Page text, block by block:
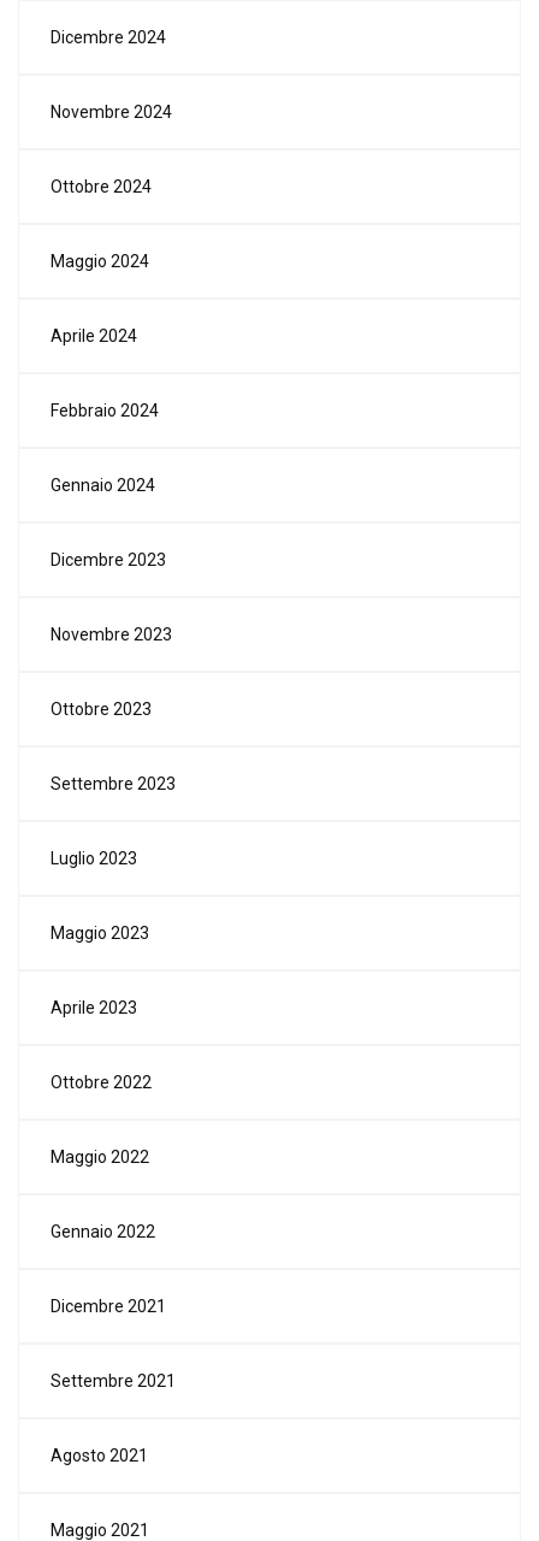
Dicembre 2024
Novembre 2024
Ottobre 2024
Maggio 2024
Aprile 2024
Febbraio 2024
Gennaio 2024
Dicembre 2023
Novembre 2023
Ottobre 2023
Settembre 2023
Luglio 2023
Maggio 2023
Aprile 2023
Ottobre 2022
Maggio 2022
Gennaio 2022
Dicembre 2021
Settembre 2021
Agosto 2021
Maggio 2021